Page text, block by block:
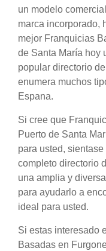
un modelo
marca incorporado,
mejor Franquicias
de Santa María hoy
popular directorio
enumera muchos
Espana.
Si cree que
Puerto de Santa
para usted,
completo directorio
una amplia y
para ayudarlo a
ideal para usted.
Si estas interesado
Basadas en